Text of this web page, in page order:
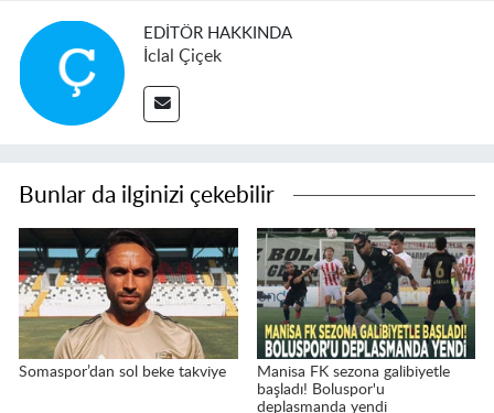
EDITÖR HAKKINDA
İclal Çiçek
Bunlar da ilginizi çekebilir
Somaspor’dan sol beke takviye
Manisa FK sezona galibiyetle
başladı! Boluspor'u
deplasmanda yendi